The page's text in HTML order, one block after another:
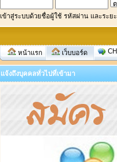
เข้าสู่ระบบด้วยชื่อผู้ใช้ รหัสผ่าน และระย
หน้าแรก เว็บบอร์ด
แจ้งถึงบุคคลทั่วไปที่เข้ามา